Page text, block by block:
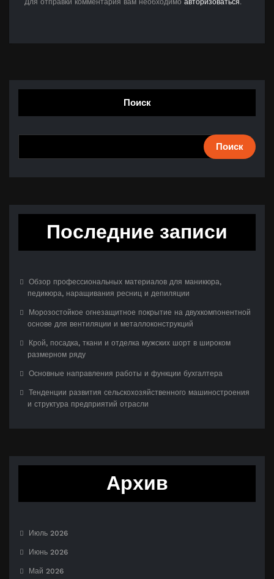
Для отправки комментария вам необходимо авторизоваться.
Поиск
Поиск
Последние записи
Обзор профессиональных материалов для маникюра,
педикюра, наращивания ресниц и депиляции
Морозостойкое огнезащитное покрытие на двухкомпонентной
основе для вентиляции и металлоконструкций
Крой, посадка, ткани и отделка мужских шорт в широком
размерном ряду
Основные направления работы и функции бухгалтера
Тенденции развития сельскохозяйственного машиностроения
и структура предприятий отрасли
Архив
Июль 2026
Июнь 2026
Май 2026